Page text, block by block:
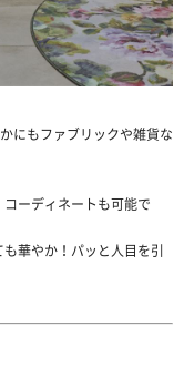
にもファブリックや雑貨な
ーディネートも可能で
華やか！パッと人目を引